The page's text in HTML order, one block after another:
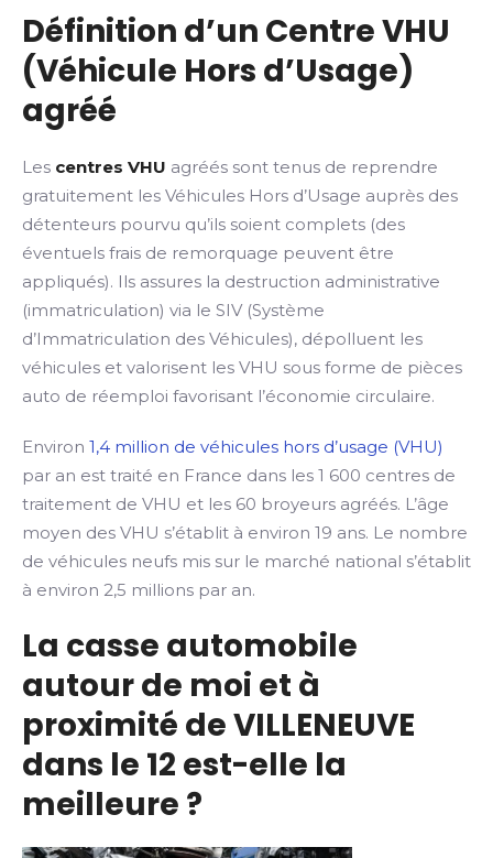
Définition d’un Centre VHU
(Véhicule Hors d’Usage)
agréé
Les centres VHU agréés sont tenus de reprendre
gratuitement les Véhicules Hors d’Usage auprès des
détenteurs pourvu qu’ils soient complets (des
éventuels frais de remorquage peuvent être
appliqués). Ils assures la destruction administrative
(immatriculation) via le SIV (Système
d’Immatriculation des Véhicules), dépolluent les
véhicules et valorisent les VHU sous forme de pièces
auto de réemploi favorisant l’économie circulaire.
Environ 1,4 million de véhicules hors d’usage (VHU)
par an est traité en France dans les 1 600 centres de
traitement de VHU et les 60 broyeurs agréés. L’âge
moyen des VHU s’établit à environ 19 ans. Le nombre
de véhicules neufs mis sur le marché national s’établit
à environ 2,5 millions par an.
La casse automobile
autour de moi et à
proximité de VILLENEUVE
dans le 12 est-elle la
meilleure ?